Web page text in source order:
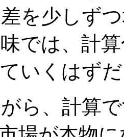
差を少しず
では、計
いくはず
ら、計算